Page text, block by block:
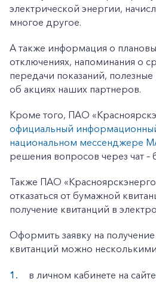
Заказать обратный
Корпоративным
электрической энергии,
многое другое.
А также информация о
отключениях, напоминания о
передачи показаний,
об акциях наших партнеров.
Кроме того, ПАО
официальный
национальном мессенджере
решения вопросов через чат –
Также ПАО
отказаться от бумажной
получение квитанций в
Оформить заявку на
квитанций можно
в личном кабинете на сайте